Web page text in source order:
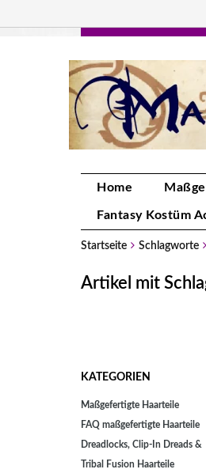
Home
Fantasy Kostüm
Startseite Schlagworte
Artikel mit
KATEGORIEN
Maßgefertigte Haarteile
FAQ maßgefertigte Haarteile
Dreadlocks, Clip-In Dreads &
Tribal Fusion Haarteile